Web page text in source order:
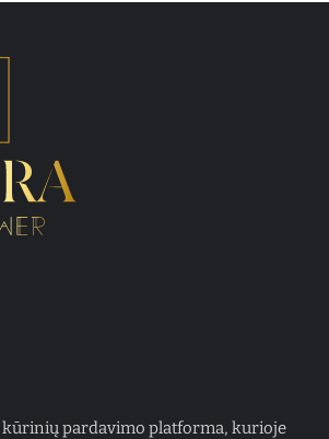
kūrinių pardavimo platforma, kurioje